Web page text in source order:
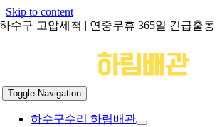
Skip to content
하수구 고압세척 | 연중무휴 365일 긴급출동
Toggle Navigation
하수구수리 하림배관